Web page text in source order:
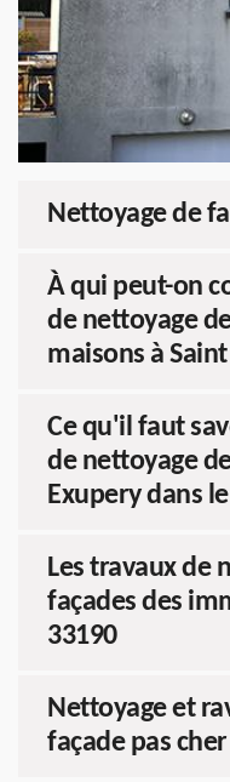
Nettoyage de
À qui peut-on
de nettoyage
maisons à
Ce qu'il faut
de nettoyage
Exupery dans
Les travaux de
façades des
33190
Nettoyage et
façade pas cher